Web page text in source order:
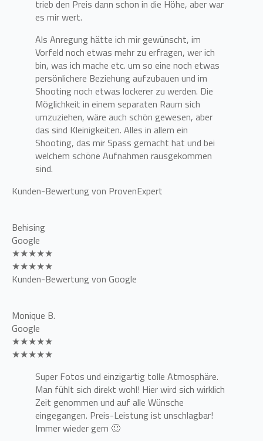
trieb den Preis dann schon in die Höhe, aber war
es mir wert.
Als Anregung hätte ich mir gewünscht, im
Vorfeld noch etwas mehr zu erfragen, wer ich
bin, was ich mache etc. um so eine noch etwas
persönlichere Beziehung aufzubauen und im
Shooting noch etwas lockerer zu werden. Die
Möglichkeit in einem separaten Raum sich
umzuziehen, wäre auch schön gewesen, aber
das sind Kleinigkeiten. Alles in allem ein
Shooting, das mir Spass gemacht hat und bei
welchem schöne Aufnahmen rausgekommen
sind.
Kunden-Bewertung von ProvenExpert
Behising
Google
★★★★★
★★★★★
Kunden-Bewertung von Google
Monique B.
Google
★★★★★
★★★★★
Super Fotos und einzigartig tolle Atmosphäre.
Man fühlt sich direkt wohl! Hier wird sich wirklich
Zeit genommen und auf alle Wünsche
eingegangen. Preis-Leistung ist unschlagbar!
Immer wieder gern 🙂